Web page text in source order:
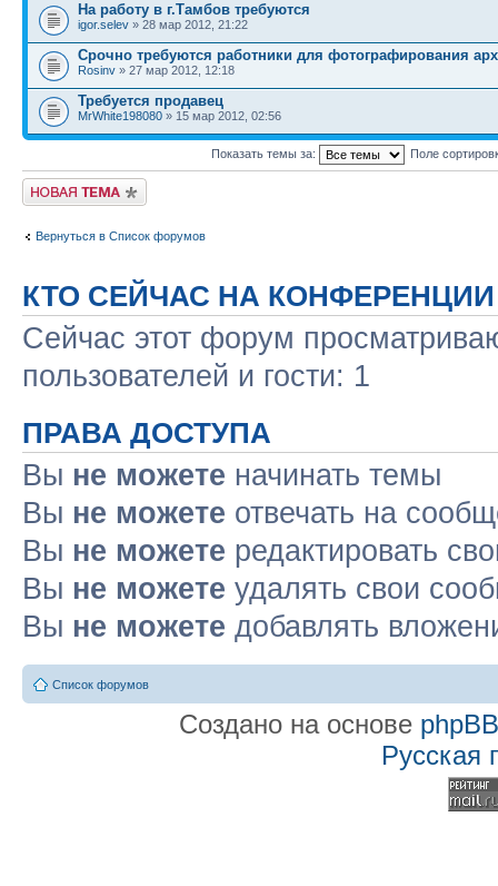
На работу в г.Тамбов требуются
igor.selev » 28 мар 2012, 21:22
Срочно требуются работники для фотографирования
Rosinv » 27 мар 2012, 12:18
Требуется продавец
MrWhite198080 » 15 мар 2012, 02:56
Показать темы за: Поле
Новая тема
Вернуться в Список форумов
КТО СЕЙЧАС НА КОНФЕРЕНЦИИ
Сейчас этот форум
пользователей и гости: 1
ПРАВА ДОСТУПА
Вы не можете начинать темы
Вы не можете отвечать на
Вы не можете редактировать
Вы не можете удалять свои
Вы не можете добавлять
Список форумов
Создано на основе phpBB
Русская